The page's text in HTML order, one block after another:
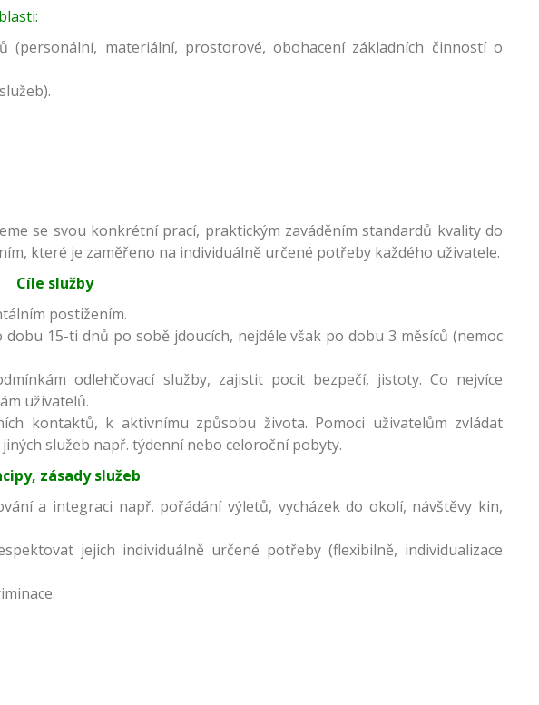
(personální, materiální, prostorové, obohacení základních činností o
se svou konkrétní prací, praktickým zaváděním standardů kvality do
které je zaměřeno na individuálně určené potřeby každého uživatele.
Cíle služby
postižením.
15-ti dnů po sobě jdoucích, nejdéle však po dobu 3 měsíců (nemoc
odlehčovací služby, zajistit pocit bezpečí, jistoty. Co nejvíce
uživatelů.
kontaktů, k aktivnímu způsobu života. Pomoci uživatelům zvládat
služeb např. týdenní nebo celoroční pobyty.
zásady služeb
a integraci např. pořádání výletů, vycházek do okolí, návštěvy kin,
jejich individuálně určené potřeby (flexibilně, individualizace